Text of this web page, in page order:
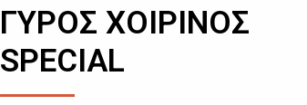
ΓΥΡΟΣ ΧΟΙΡΙΝΟΣ
SPECIAL